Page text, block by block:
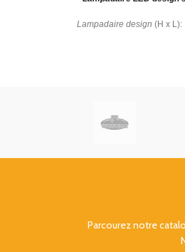
Lampadaire design (H x L):
Parcourez notre